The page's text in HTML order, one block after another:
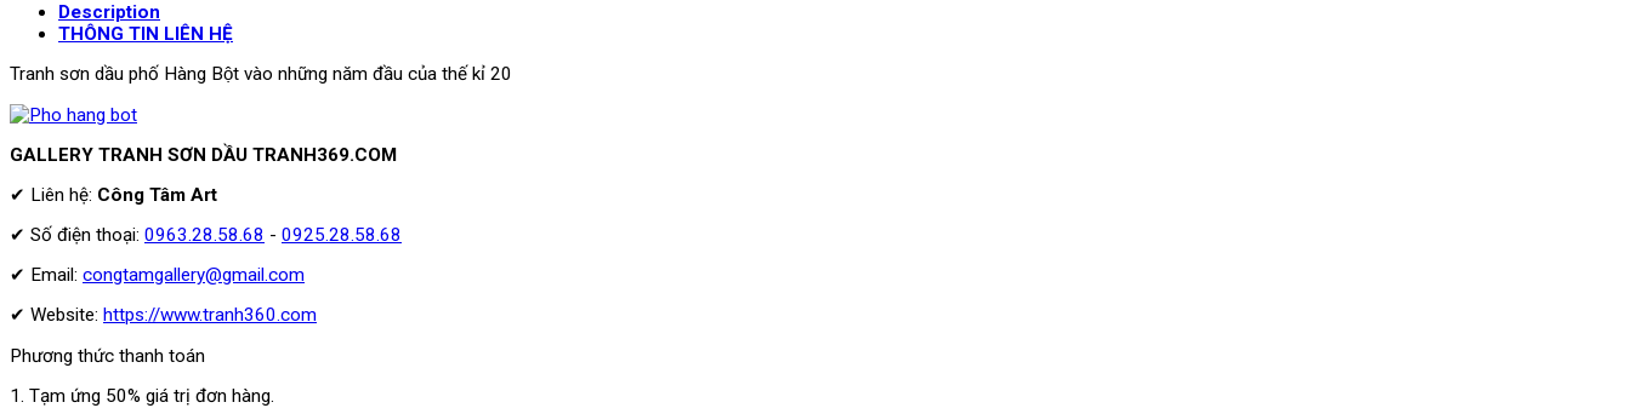
Description
THÔNG TIN LIÊN HỆ
Tranh sơn dầu phố Hàng Bột vào những năm đầu của thế kỉ 20
GALLERY TRANH SƠN DẦU TRANH369.COM
✔ Liên hệ: Công Tâm Art
✔ Số điện thoại: 0963.28.58.68 - 0925.28.58.68
✔ Email: congtamgallery@gmail.com
✔ Website: https://www.tranh360.com
Phương thức thanh toán
1. Tạm ứng 50% giá trị đơn hàng.